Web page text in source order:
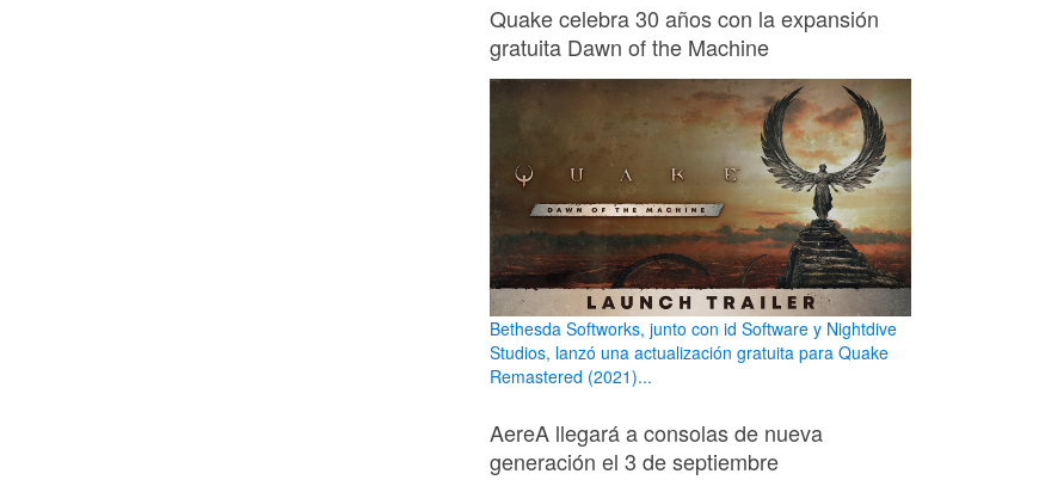
Quake celebra 30 años con la expansión
gratuita Dawn of the Machine
Bethesda Softworks, junto con id Software y Nightdive
Studios, lanzó una actualización gratuita para Quake
Remastered (2021)...
AereA llegará a consolas de nueva
generación el 3 de septiembre